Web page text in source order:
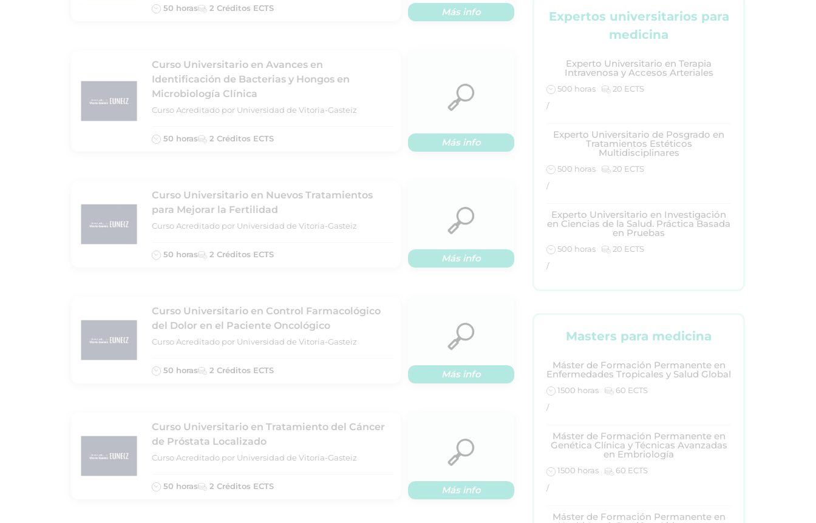
50 horas 2 Créditos ECTS Más info
Curso Universitario en Avances en
Identificación de Bacterias y Hongos en
Microbiología Clínica
Curso Acreditado por Universidad de Vitoria-Gasteiz
50 horas 2 Créditos ECTS Más info
Curso Universitario en Nuevos Tratamientos
para Mejorar la Fertilidad
Curso Acreditado por Universidad de Vitoria-Gasteiz
50 horas 2 Créditos ECTS Más info
Curso Universitario en Control Farmacológico
del Dolor en el Paciente Oncológico
Curso Acreditado por Universidad de Vitoria-Gasteiz
50 horas 2 Créditos ECTS Más info
Curso Universitario en Tratamiento del Cáncer
de Próstata Localizado
Curso Acreditado por Universidad de Vitoria-Gasteiz
50 horas 2 Créditos ECTS Más info
Expertos universitarios para
medicina
Experto Universitario en Terapia
Intravenosa y Accesos Arteriales
500 horas
20 ECTS
/
Experto Universitario de Posgrado en
Tratamientos Estéticos
Multidisciplinares
500 horas
20 ECTS
/
Experto Universitario en Investigación
en Ciencias de la Salud. Práctica Basada
en Pruebas
500 horas
20 ECTS
/
Masters para medicina
Máster de Formación Permanente en
Enfermedades Tropicales y Salud Global
1500 horas
60 ECTS
/
Máster de Formación Permanente en
Genética Clínica y Técnicas Avanzadas
en Embriología
1500 horas
60 ECTS
/
Máster de Formación Permanente en